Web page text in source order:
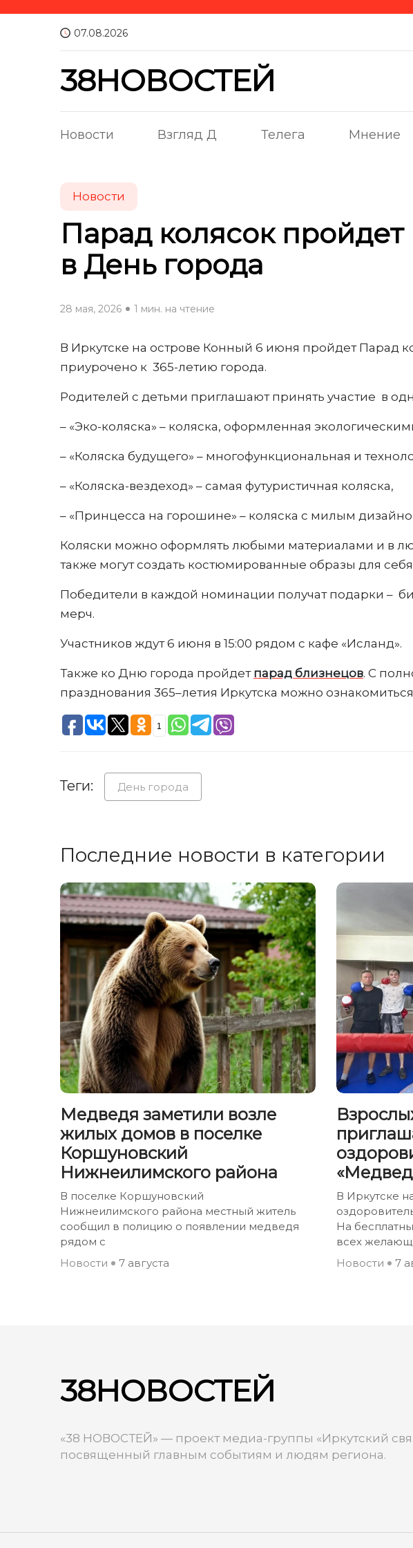
07.08.2026
38НОВОСТЕЙ
Новости Взгляд Д Телега Мнение
Новости
Парад колясок пройдет
в День города
28 мая, 2026 1 мин. на чтение
В Иркутске на острове Конный 6 июня пройдет Парад
приурочено к 365-летию города.
Родителей с детьми приглашают принять участие в
– «Эко-коляска» – коляска, оформленная
– «Коляска будущего» – многофункциональная и
– «Коляска-вездеход» – самая футуристичная коляска,
– «Принцесса на горошине» – коляска с милым
Коляски можно оформлять любыми материалами и в
также могут создать костюмированные образы для
Победители в каждой номинации получат подарки –
мерч.
Участников ждут 6 июня в 15:00 рядом с кафе «Исланд».
Также ко Дню города пройдет парад близнецов. С
празднования 365–летия Иркутска можно ознакомиться
1
Теги: День города
Последние новости в категории
Медведя заметили возле
жилых домов в поселке
Коршуновский
Нижнеилимского района
В поселке Коршуновский
Нижнеилимского района местный житель
сообщил в полицию о появлении медведя
рядом с
Новости
7 августа
В Иркутске
На
всех
Новости
7
38НОВОСТЕЙ
«38 НОВОСТЕЙ» — проект медиа-группы «Иркутский
посвященный главным событиям и людям региона.